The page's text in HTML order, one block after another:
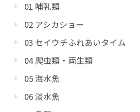
01 哺乳類
02 アシカショー
03 セイウチふれあいタイム
04 爬虫類・両生類
05 海水魚
06 淡水魚